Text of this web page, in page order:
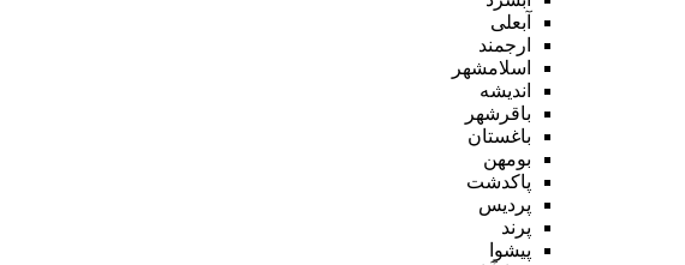
آبعلی
ارجمند
اسلامشهر
اندیشه
باقرشهر
باغستان
بومهن
پاکدشت
پردیس
پرند
پیشوا